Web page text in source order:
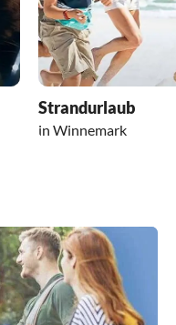
Strandurlaub
in Winnemark